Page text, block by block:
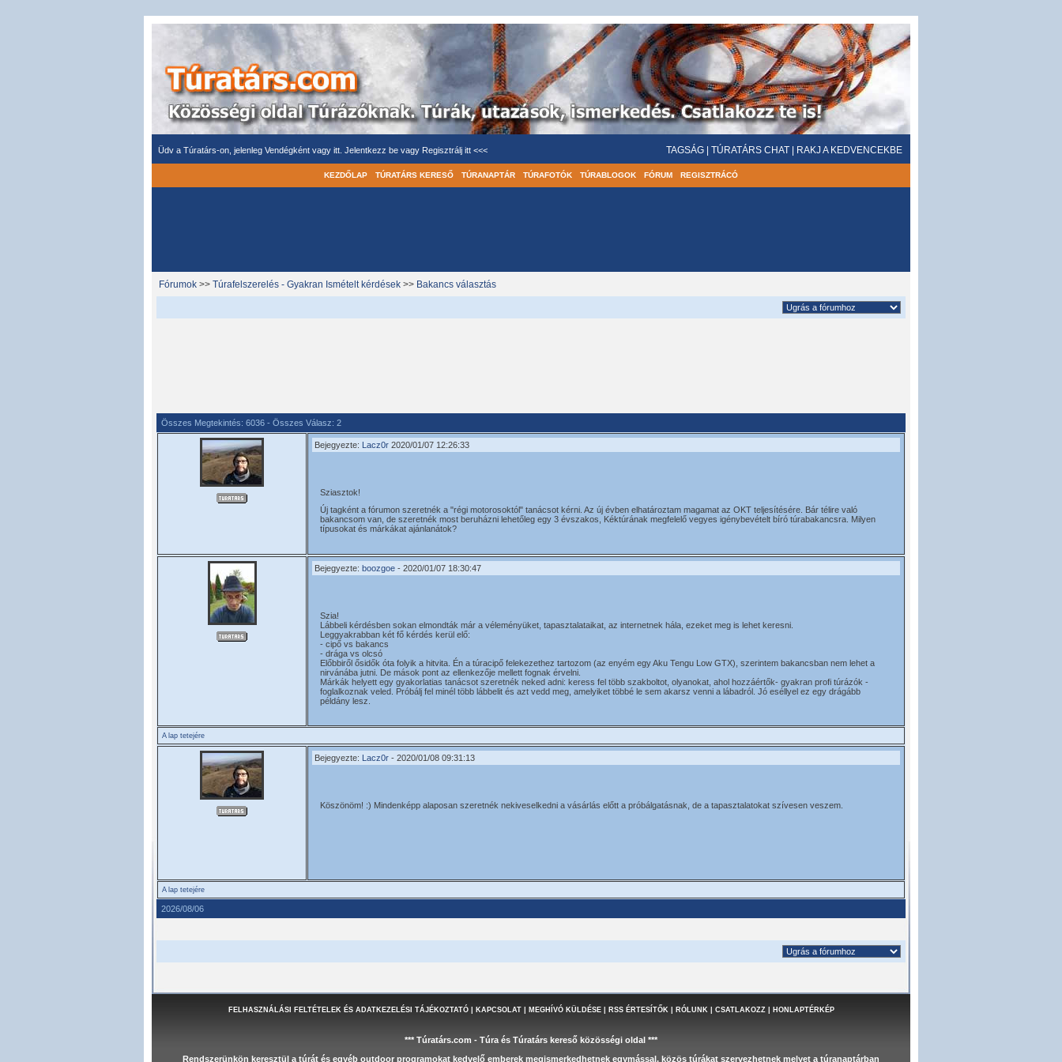
Üdv a Túratárs-on, jelenleg Vendégként vagy itt. Jelentkezz be vagy Regisztrálj itt <<< TAGSÁG TÚRATÁRS CHAT RAKJ A KEDVENCEKBE
KEZDŐLAP TÚRATÁRS KERESŐ TÚRANAPTÁR TÚRAFOTÓK TÚRABLOGOK FÓRUM REGISZTRÁCÓ
Fórumok >> Túrafelszerelés - Gyakran Ismételt kérdések >> Bakancs választás
Összes Megtekintés: 6036 - Összes Válasz: 2
Bejegyezte: Lacz0r 2020/01/07 12:26:33
Sziasztok!
Új tagként a fórumon szeretnék a "régi motorosoktól" tanácsot kérni. Az új évben elhatároztam magamat az OKT teljesítésére. Bár télire való
bakancsom van, de szeretnék most beruházni lehetőleg egy 3 évszakos, Kéktúrának megfelelő vegyes igénybevételt bíró túrabakancsra. Milyen
típusokat és márkákat ajánlanátok?
Bejegyezte: boozgoe - 2020/01/07 18:30:47
Szia!
Lábbeli kérdésben sokan elmondták már a véleményüket, tapasztalataikat, az internetnek hála, ezeket meg is lehet keresni.
Leggyakrabban két fő kérdés kerül elő:
- cipő vs bakancs
- drága vs olcsó
Előbbiről ősidők óta folyik a hitvita. Én a túracipő felekezethez tartozom (az enyém egy Aku Tengu Low GTX), szerintem bakancsban nem lehet a
nirvánába jutni. De mások pont az ellenkezője mellett fognak érvelni.
Márkák helyett egy gyakorlatias tanácsot szeretnék neked adni: keress fel több szakboltot, olyanokat, ahol hozzáértők- gyakran profi túrázók -
foglalkoznak veled. Próbálj fel minél több lábbelit és azt vedd meg, amelyiket többé le sem akarsz venni a lábadról. Jó eséllyel ez egy drágább
példány lesz.
A lap tetejére
Bejegyezte: Lacz0r - 2020/01/08 09:31:13
Köszönöm! :) Mindenképp alaposan szeretnék nekiveselkedni a vásárlás előtt a próbálgatásnak, de a tapasztalatokat szívesen veszem.
A lap tetejére
2026/08/06
FELHASZNÁLÁSI FELTÉTELEK ÉS ADATKEZELÉSI TÁJÉKOZTATÓ| KAPCSOLAT| MEGHÍVÓ KÜLDÉSE| RSS ÉRTESÍTŐK| RÓLUNK| CSATLAKOZZ| HONLAPTÉRKÉP
*** Túratárs.com - Túra és Túratárs kereső közösségi oldal ***
Rendszerünkön keresztül a túrát és egyéb outdoor programokat kedvelő emberek megismerkedhetnek egymással, közös túrákat szervezhetnek melyet a túranaptárban